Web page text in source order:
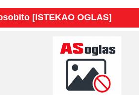
[ISTEKAO OGLAS]